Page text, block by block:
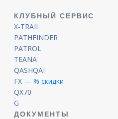
КЛУБНЫЙ СЕРВИС
X-TRAIL
PATHFINDER
PATROL
TEANA
QASHQAI
FX — % скидки
QX70
G
ДОКУМЕНТЫ